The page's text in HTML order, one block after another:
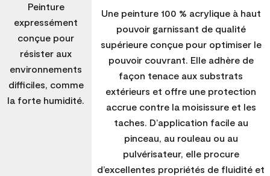
Peinture
expressément
conçue pour
résister aux
environnements
difficiles, comme
la forte humidité.
Une peinture 100 % acrylique à haut
pouvoir garnissant de qualité
supérieure conçue pour optimiser le
pouvoir couvrant. Elle adhère de
façon tenace aux substrats
extérieurs et offre une protection
accrue contre la moisissure et les
taches. D’application facile au
pinceau, au rouleau ou au
pulvérisateur, elle procure
d’excellentes propriétés de fluidité et